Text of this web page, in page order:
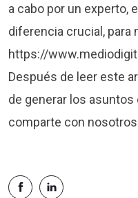
a cabo por un experto,
diferencia crucial, para
https://
Después de leer este
de generar los
comparte con